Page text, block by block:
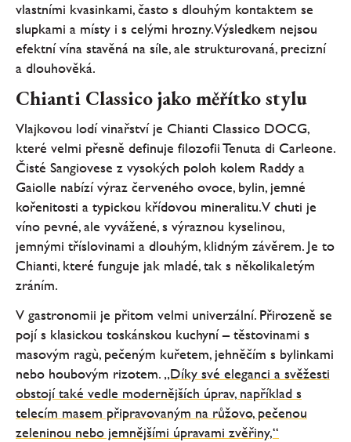
vlastními kvasinkami, často s dlouhým kontaktem se
slupkami a místy i s celými hrozny. Výsledkem nejsou
efektní vína stavěná na síle, ale strukturovaná, precizní
a dlouhověká.
Chianti Classico jako měřítko stylu
Vlajkovou lodí vinařství je Chianti Classico DOCG,
které velmi přesně definuje filozofii Tenuta di Carleone.
Čisté Sangiovese z vysokých poloh kolem Raddy a
Gaiolle nabízí výraz červeného ovoce, bylin, jemné
kořenitosti a typickou křídovou mineralitu. V chuti je
víno pevné, ale vyvážené, s výraznou kyselinou,
jemnými tříslovinami a dlouhým, klidným závěrem. Je to
Chianti, které funguje jak mladé, tak s několikaletým
zráním.
V gastronomii je přitom velmi univerzální. Přirozeně se
pojí s klasickou toskánskou kuchyní – těstovinami s
masovým ragù, pečeným kuřetem, jehněčím s bylinkami
nebo houbovým rizotem. „Díky své eleganci a svěžesti
obstojí také vedle modernějších úprav, například s
telecím masem připravovaným na růžovo, pečenou
zeleninou nebo jemnějšími úpravami zvěřiny,“